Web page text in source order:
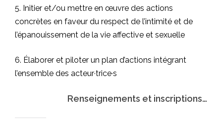
5. Initier et/ou mettre en œuvre des actions
concrètes en faveur du respect de l’intimité et de
l’épanouissement de la vie affective et sexuelle
6. Élaborer et piloter un plan d’actions intégrant
l’ensemble des acteur·trice·s
Renseignements et inscriptions…